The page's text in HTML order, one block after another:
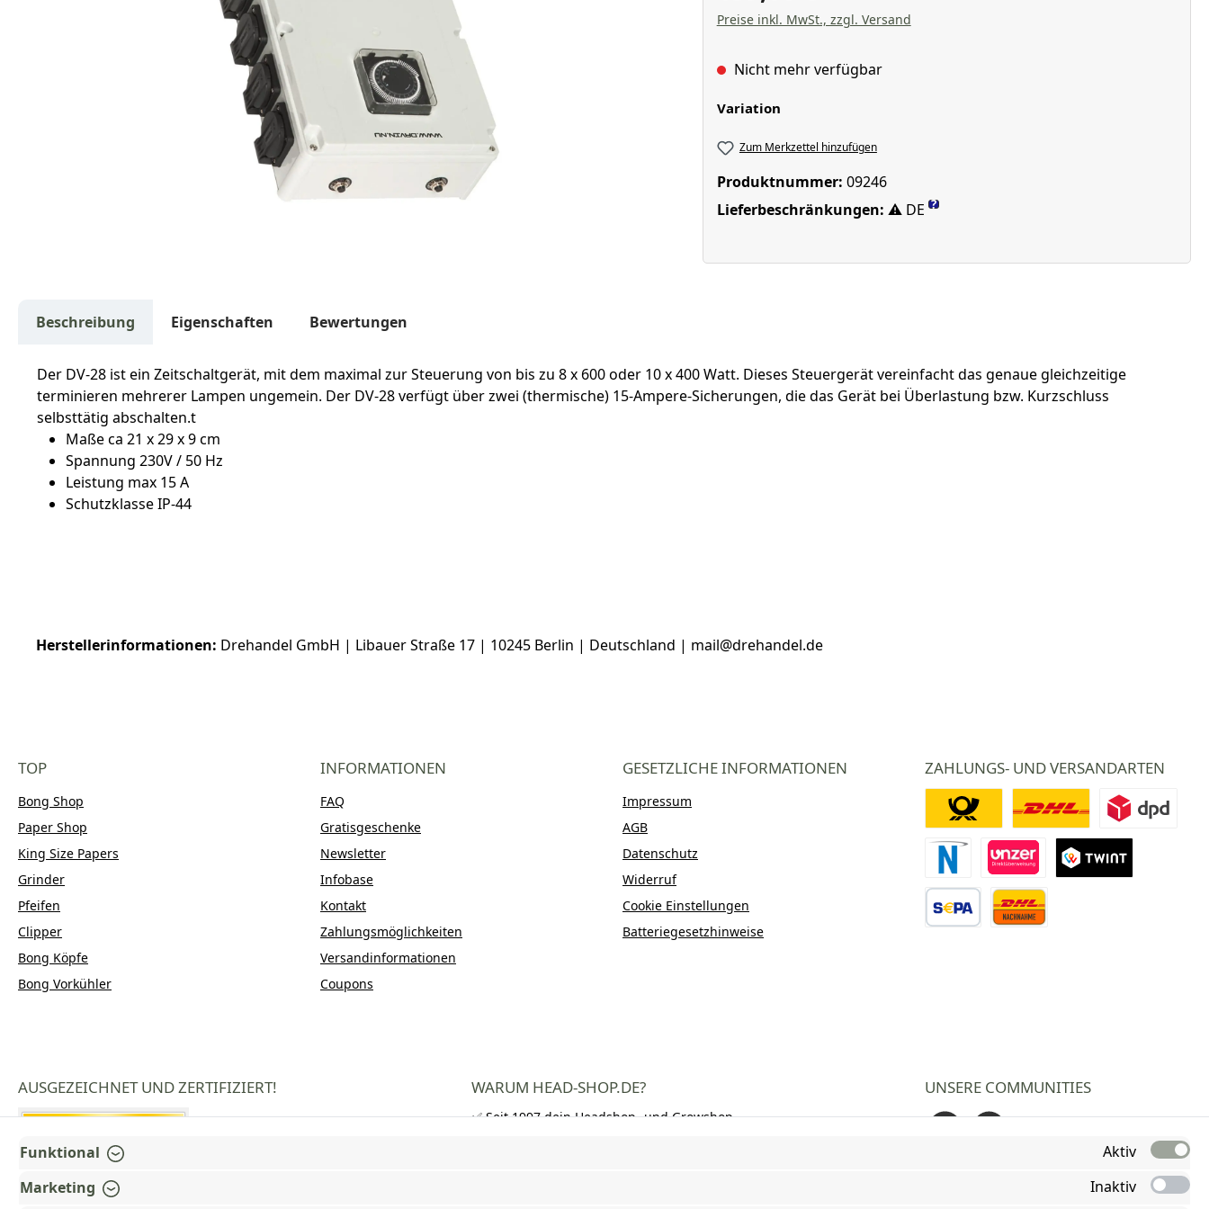
Preise inkl. MwSt., zzgl. Versand
Nicht mehr verfügbar
Variationauswählen
Zum Merkzettel hinzufügen
Produktnummer: 09246
Lieferbeschränkungen: ⚠ DE ?
Beschreibung Eigenschaften Bewertungen
Der DV-28 ist ein Zeitschaltgerät, mit dem maximal zur Steuerung von bis zu 8 x 600 oder 10 x 400 Watt. Dieses Steuergerät vereinfacht das genaue gleichzeitige
terminieren mehrerer Lampen ungemein. Der DV-28 verfügt über zwei (thermische) 15-Ampere-Sicherungen, die das Gerät bei Überlastung bzw. Kurzschluss
selbsttätig abschalten.t
Maße ca 21 x 29 x 9 cm
Spannung 230V / 50 Hz
Leistung max 15 A
Schutzklasse IP-44
Herstellerinformationen: Drehandel GmbH | Libauer Straße 17 | 10245 Berlin | Deutschland | mail@drehandel.de
TOP
Bong Shop
Paper Shop
King Size Papers
Grinder
Pfeifen
Clipper
Bong Köpfe
Bong Vorkühler
INFORMATIONEN
FAQ
Gratisgeschenke
Newsletter
Infobase
Kontakt
Zahlungsmöglichkeiten
Versandinformationen
Coupons
GESETZLICHE INFORMATIONEN
Impressum
AGB
Datenschutz
Widerruf
Cookie Einstellungen
Batteriegesetzhinweise
ZAHLUNGS- UND VERSANDARTEN
Novalnet ZahlungDirektüberweisung
Deutsche PostDHL DPD
AUSGEZEICHNET UND ZERTIFIZIERT! WARUM HEAD-SHOP.DE?
✅ Seit 1997 dein Headshop- und Growshop-
UNSERE COMMUNITIES
Funktional
Aktiv
Marketing
Inaktiv